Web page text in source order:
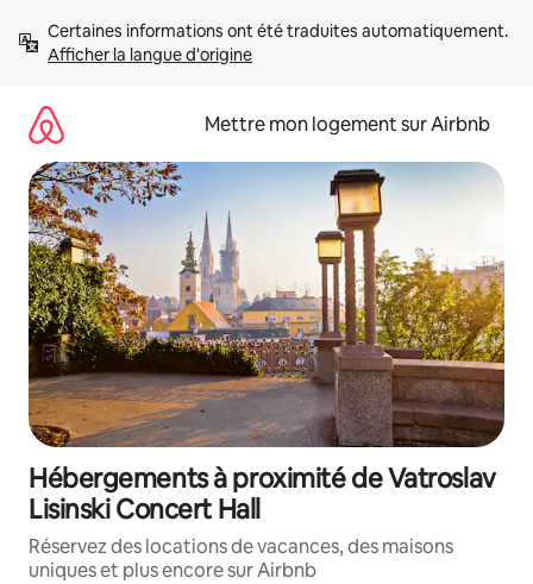
directement
Afficher la langue d'origine
Mettre mon logement sur Airbnb
Hébergements à proximité de Vatroslav
Lisinski Concert Hall
Réservez des locations de vacances, des maisons
uniques et plus encore sur Airbnb